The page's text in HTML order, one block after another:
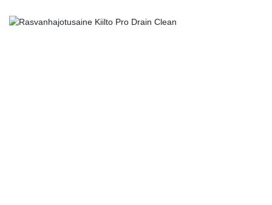
Slide 1 of 1